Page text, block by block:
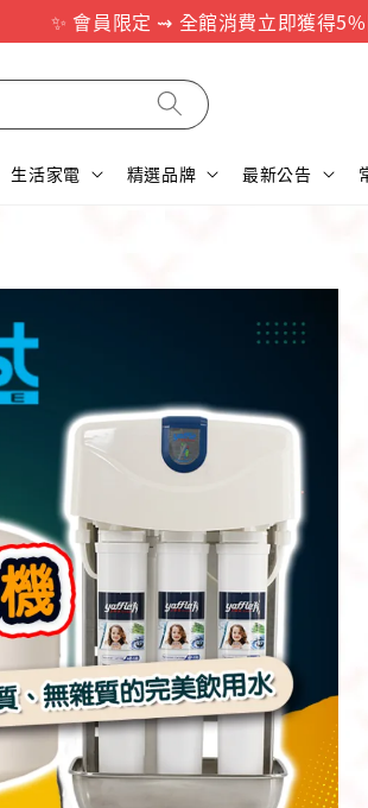
✨ 會員限定 ⇝ 全館消費立即獲得
生活家電 精選品牌 最新公告